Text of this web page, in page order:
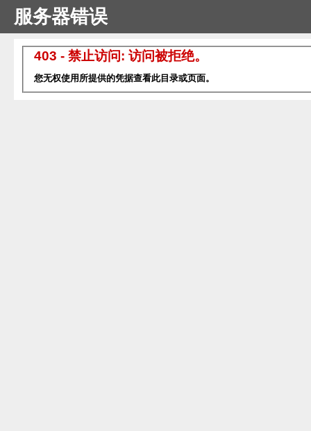
服务器错误
403 - 禁止访问: 访问被拒绝。
您无权使用所提供的凭据查看此目录或页面。